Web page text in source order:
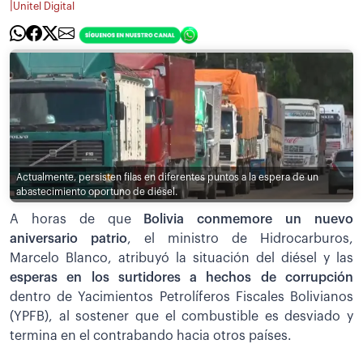
Unitel Digital
Actualmente, persisten filas en diferentes puntos a la espera de un
abastecimiento oportuno de diésel.
A horas de que
Bolivia conmemore un nuevo
aniversario patrio, el ministro de Hidrocarburos,
Marcelo Blanco, atribuyó la situación del diésel y las
esperas en los surtidores a hechos de corrupción
dentro de Yacimientos Petrolíferos Fiscales Bolivianos
(YPFB), al sostener que el combustible es desviado y
termina en el contrabando hacia otros países.